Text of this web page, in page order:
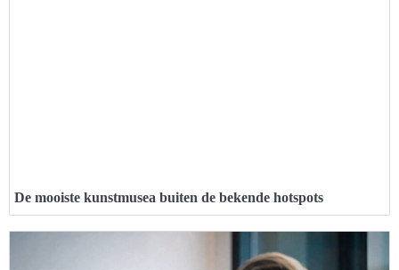
De mooiste kunstmusea buiten de bekende hotspots